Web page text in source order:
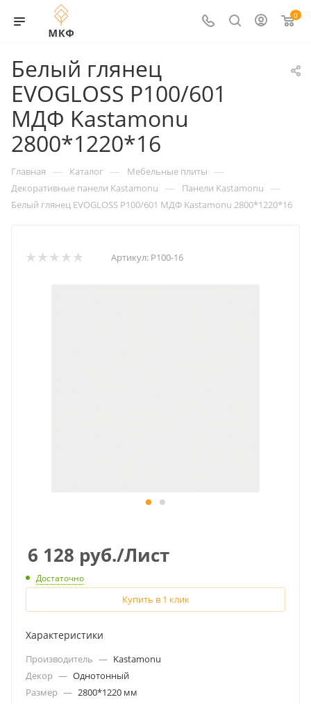
0
Белый глянец
EVOGLOSS Р100/601
МДФ Kastamonu
2800*1220*16
Главная — Каталог — Мебельные плиты —
Декоративные панели Kastamonu — Панели Kastamonu —
Белый глянец EVOGLOSS Р100/601 МДФ Kastamonu 2800*1220*16
Артикул: Р100-16
6 128 руб./Лист
Достаточно
Купить в 1 клик
Характеристики
Производитель — Kastamonu
Декор — Однотонный
Размер — 2800*1220 мм